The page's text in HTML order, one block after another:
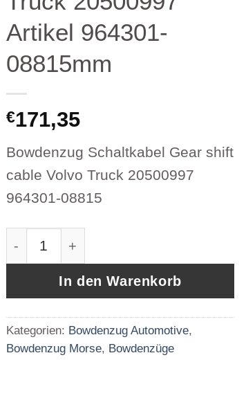
Artikel 964301-
08815mm
€171,35
Bowdenzug Schaltkabel Gear shift
cable Volvo Truck 20500997
964301-08815
Bowdenzug Schaltkabel Gear shift
In den Warenkorb
Kategorien: Bowdenzug Automotive,
Bowdenzug Morse, Bowdenzüge